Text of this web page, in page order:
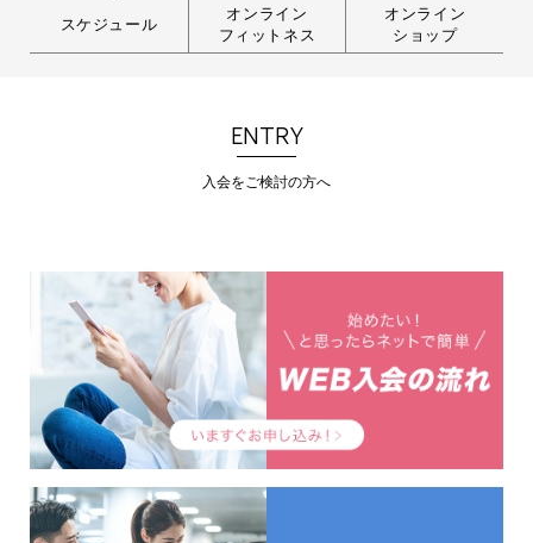
スケジュール
オンライン
フィットネス
オンライン
ショップ
ENTRY
入会をご検討の方へ